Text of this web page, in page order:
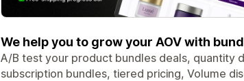
We help you to grow your AOV with
A/B test your product bundles deals, quantity
subscription bundles, tiered pricing, Volume